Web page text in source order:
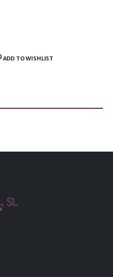
ADD TO WISHLIST